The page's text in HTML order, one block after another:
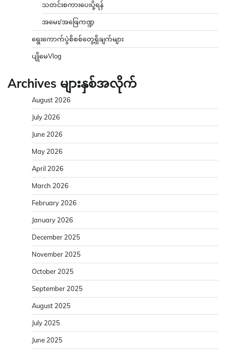
သတင်းစကားပေးပို့ရန်
အမေး/အဖြေကဏ္ဍ
ရွေးကောက်ပွဲစိစစ်တွေ့ရှိချက်များ
ပျိုမေVlog
Archives များနှစ်အလိုက်
August 2026
July 2026
June 2026
May 2026
April 2026
March 2026
February 2026
January 2026
December 2025
November 2025
October 2025
September 2025
August 2025
July 2025
June 2025